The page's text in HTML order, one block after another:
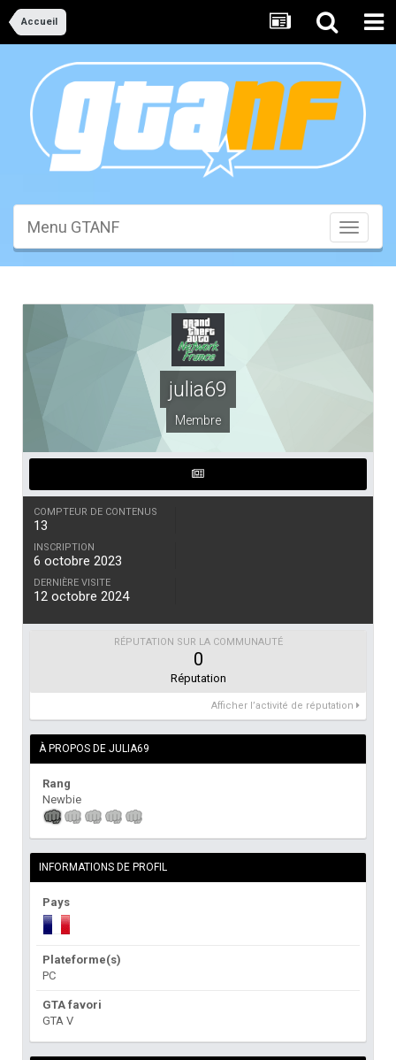
Accueil
Toggle
Menu GTANF
julia69
Membre
COMPTEUR DE CONTENUS
13
INSCRIPTION
6 octobre 2023
DERNIÈRE VISITE
12 octobre 2024
RÉPUTATION SUR LA COMMUNAUTÉ
0
Réputation
Afficher l’activité de réputation
À PROPOS DE JULIA69
Rang
Newbie
INFORMATIONS DE PROFIL
Pays
Plateforme(s)
PC
GTA favori
GTA V